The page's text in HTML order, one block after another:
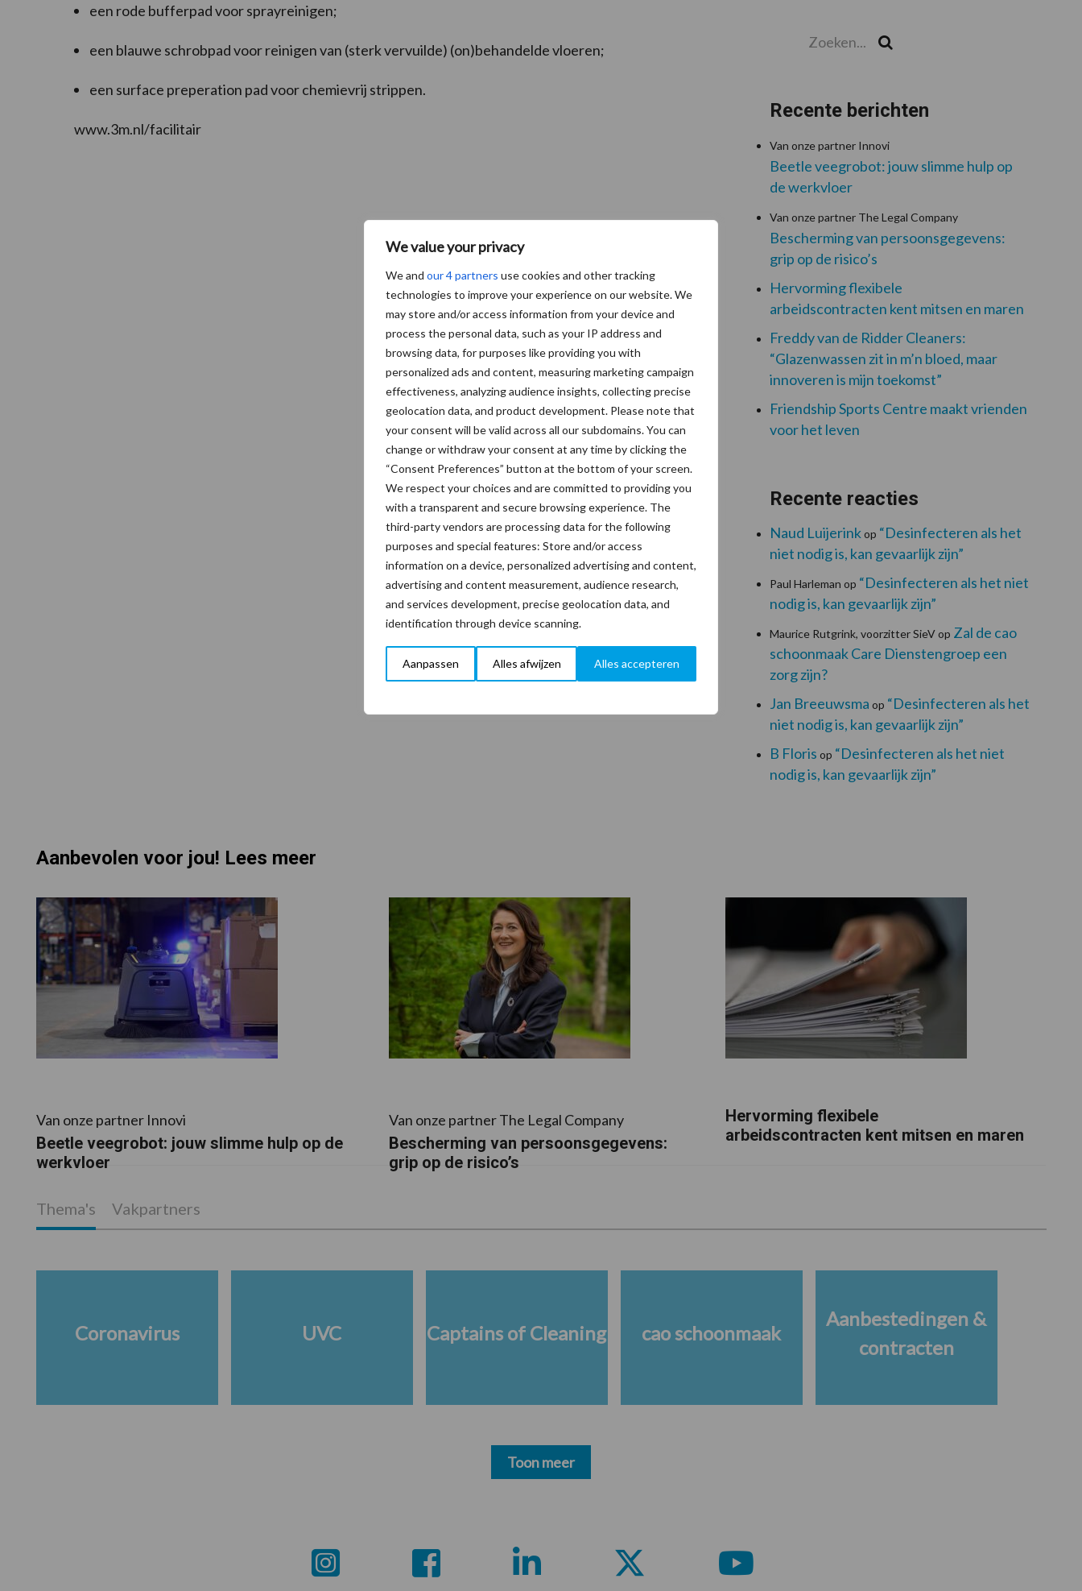
We value your privacy
We and our 4 partners use cookies and other tracking
technologies to improve your experience on our website. We
may store and/or access information from your device and
process the personal data, such as your IP address and
browsing data, for purposes like providing you with
personalized ads and content, measuring marketing campaign
effectiveness, analyzing audience insights, collecting precise
geolocation data, and product development. Please note that
your consent will be valid across all our subdomains. You can
change or withdraw your consent at any time by clicking the
“Consent Preferences” button at the bottom of your screen.
We respect your choices and are committed to providing you
with a transparent and secure browsing experience. The
third-party vendors are processing data for the following
purposes and special features: Store and/or access
information on a device, personalized advertising and content,
advertising and content measurement, audience research,
and services development, precise geolocation data, and
identification through device scanning.
Aanpassen Alles afwijzen Alles accepteren
een rode bufferpad voor sprayreinigen;
een blauwe schrobpad voor reinigen van (sterk vervuilde) (on)behandelde vloeren;
een surface preperation pad voor chemievrij strippen.
www.3m.nl/facilitair
Recente berichten
Van onze partner Innovi
Beetle veegrobot: jouw slimme hulp op
de werkvloer
Van onze partner The Legal Company
Bescherming van persoonsgegevens:
grip op de risico’s
Hervorming flexibele
arbeidscontracten kent mitsen en maren
Freddy van de Ridder Cleaners:
“Glazenwassen zit in m’n bloed, maar
innoveren is mijn toekomst”
Friendship Sports Centre maakt vrienden
voor het leven
Recente reacties
Naud Luijerinkop “Desinfecteren als het
niet nodig is, kan gevaarlijk zijn”
Paul Harleman op “Desinfecteren als het niet
nodig is, kan gevaarlijk zijn”
Maurice Rutgrink, voorzitter SieVop Zal de cao
schoonmaak Care Dienstengroep een
zorg zijn?
Jan Breeuwsma op “Desinfecteren als het
niet nodig is, kan gevaarlijk zijn”
B Floris op “Desinfecteren als het niet
nodig is, kan gevaarlijk zijn”
Aanbevolen voor jou! Lees meer
Van onze partner Innovi
Beetle veegrobot: jouw slimme hulp op de
werkvloer
Van onze partner The Legal Company
Bescherming van persoonsgegevens:
grip op de risico’s
Hervorming flexibele
arbeidscontracten kent mitsen en maren
Thema's Vakpartners
Coronavirus UVC Captains of Cleaning cao schoonmaak
Aanbestedingen &
contracten
Toon meer